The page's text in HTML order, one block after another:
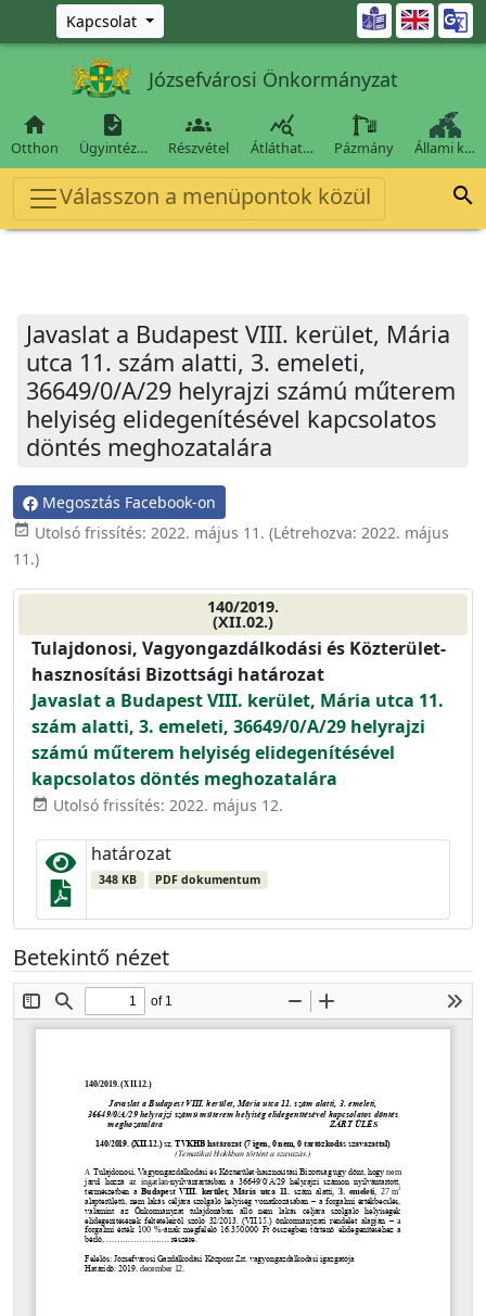
Ugrás a fő tartalomra
Kapcsolat 
Józsefvárosi Önkormányzat

Otthon

Ügyintéz…

Részvétel

Átláthat… Pázmány Állami k…
Válasszon a menüpontok közül 
Javaslat a Budapest VIII. kerület, Mária
utca 11. szám alatti, 3. emeleti,
36649/0/A/29 helyrajzi számú műterem
helyiség elidegenítésével kapcsolatos
döntés meghozatalára
Megosztás Facebook-on
event_available Utolsó frissítés: 2022. május 11. (Létrehozva: 2022. május
11.)
140/2019.
(XII.02.)
Tulajdonosi, Vagyongazdálkodási és Közterület-
hasznosítási Bizottsági határozat
Javaslat a Budapest VIII. kerület, Mária utca 11.
szám alatti, 3. emeleti, 36649/0/A/29 helyrajzi
számú műterem helyiség elidegenítésével
kapcsolatos döntés meghozatalára
event_available Utolsó frissítés: 2022. május 12.
határozat
348 KB PDF dokumentum
Betekintő nézet